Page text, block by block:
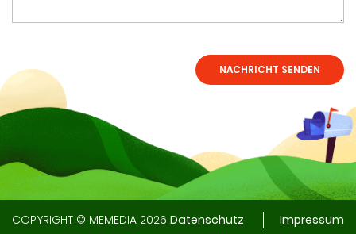
COPYRIGHT © MEMEDIA 2026 Datenschutz Impressum